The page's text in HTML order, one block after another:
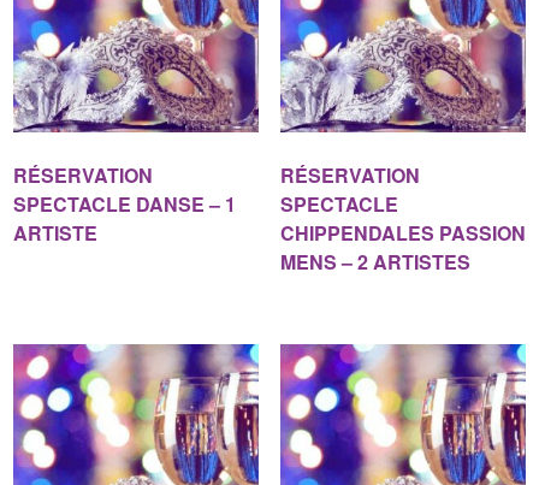
RÉSERVATION
SPECTACLE DANSE – 1
ARTISTE
RÉSERVATION
SPECTACLE
CHIPPENDALES PASSION
MENS – 2 ARTISTES